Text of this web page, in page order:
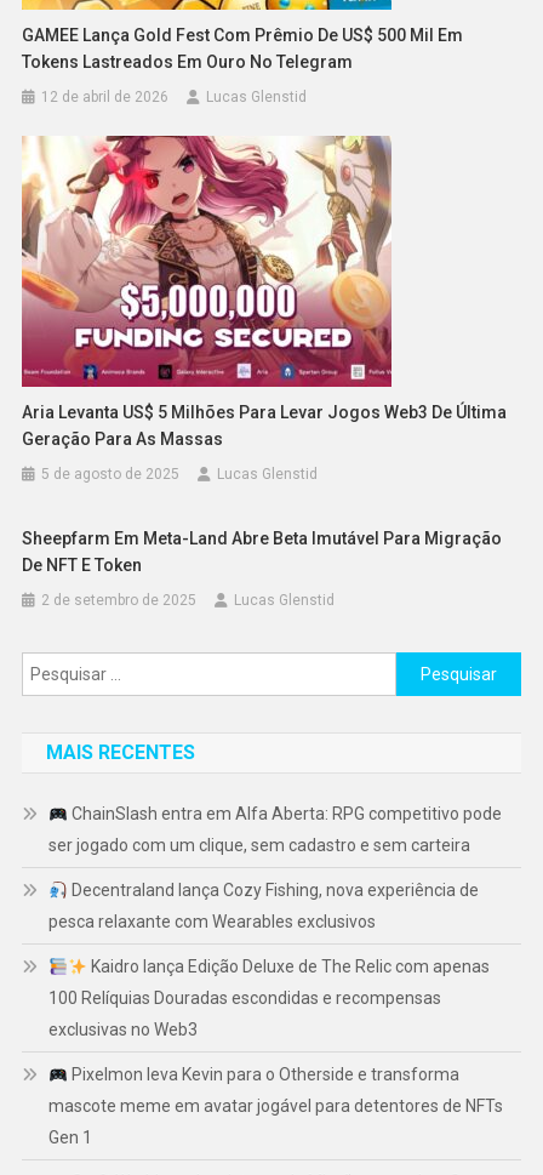
GAMEE Lança Gold Fest Com Prêmio De US$ 500 Mil Em
Tokens Lastreados Em Ouro No Telegram
12 de abril de 2026 Lucas Glenstid
Aria Levanta US$ 5 Milhões Para Levar Jogos Web3 De Última
Geração Para As Massas
5 de agosto de 2025 Lucas Glenstid
Sheepfarm Em Meta-Land Abre Beta Imutável Para Migração
De NFT E Token
2 de setembro de 2025 Lucas Glenstid
Pesquisar
por:
MAIS RECENTES
ChainSlash entra em Alfa Aberta: RPG competitivo pode
ser jogado com um clique, sem cadastro e sem carteira
Decentraland lança Cozy Fishing, nova experiência de
pesca relaxante com Wearables exclusivos
Kaidro lança Edição Deluxe de The Relic com apenas
100 Relíquias Douradas escondidas e recompensas
exclusivas no Web3
Pixelmon leva Kevin para o Otherside e transforma
mascote meme em avatar jogável para detentores de NFTs
Gen 1